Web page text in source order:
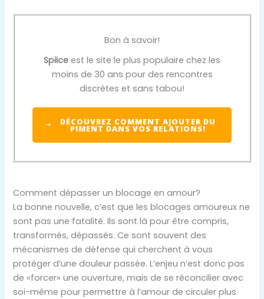
Bon à savoir!
Spiice est le site le plus populaire chez les
moins de 30 ans pour des rencontres
discrètes et sans tabou!
DÉCOUVREZ COMMENT AJOUTER DU
PIMENT DANS VOS RELATIONS!
Comment dépasser un blocage en amour?
La bonne nouvelle, c’est que les blocages amoureux ne
sont pas une fatalité. Ils sont là pour être compris,
transformés, dépassés. Ce sont souvent des
mécanismes de défense qui cherchent à vous
protéger d’une douleur passée. L’enjeu n’est donc pas
de «forcer» une ouverture, mais de se réconcilier avec
soi-même pour permettre à l’amour de circuler plus